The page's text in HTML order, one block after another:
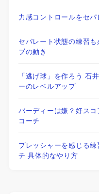
力感コントロールをセ
セパレート状態の練習
ブの動き
「逃げ球」を作ろう 石
ーのレベルアップ
バーディーは嫌？好ス
コーチ
プレッシャーを感じる
チ 具体的なやり方